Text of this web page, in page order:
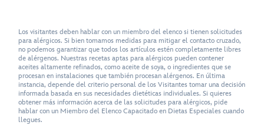
Los visitantes deben hablar con un miembro del elenco si tienen solicitudes
para alérgicos. Si bien tomamos medidas para mitigar el contacto cruzado,
no podemos garantizar que todos los artículos estén completamente libres
de alérgenos. Nuestras recetas aptas para alérgicos pueden contener
aceites altamente refinados, como aceite de soya, o ingredientes que se
procesan en instalaciones que también procesan alérgenos. En última
instancia, depende del criterio personal de los Visitantes tomar una decisión
informada basada en sus necesidades dietéticas individuales. Si quieres
obtener más información acerca de las solicitudes para alérgicos, pide
hablar con un Miembro del Elenco Capacitado en Dietas Especiales cuando
llegues.